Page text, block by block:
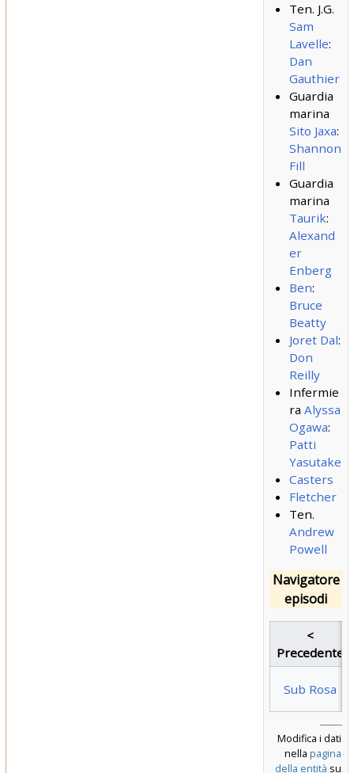
Ten. J.G.
Sam
Lavelle:
Dan
Gauthier
Guardia
marina
Sito Jaxa:
Shannon
Fill
Guardia
marina
Taurik:
Alexand
er
Enberg
Ben:
Bruce
Beatty
Joret Dal:
Don
Reilly
Infermie
ra Alyssa
Ogawa:
Patti
Yasutake
Casters
Fletcher
Ten.
Andrew
Powell
Navigatore
episodi
<
Precedente
Sub Rosa
Modifica i dati
nella pagina
della entità su